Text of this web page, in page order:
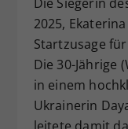
2025,
Startzusage
Die 30-Jährige
in einem
Ukrainerin